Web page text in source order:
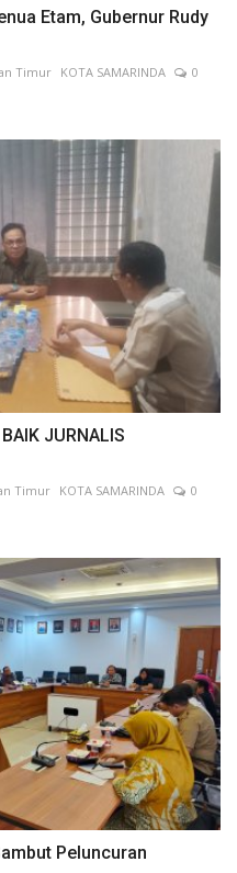
Etam, Gubernur Rudy
Timur KOTA SAMARINDA
0
JURNALIS
Timur KOTA SAMARINDA
0
Peluncuran